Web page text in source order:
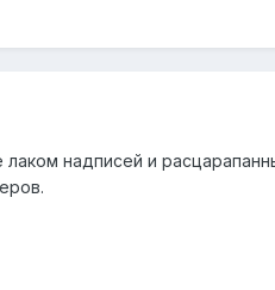
лаком надписей и